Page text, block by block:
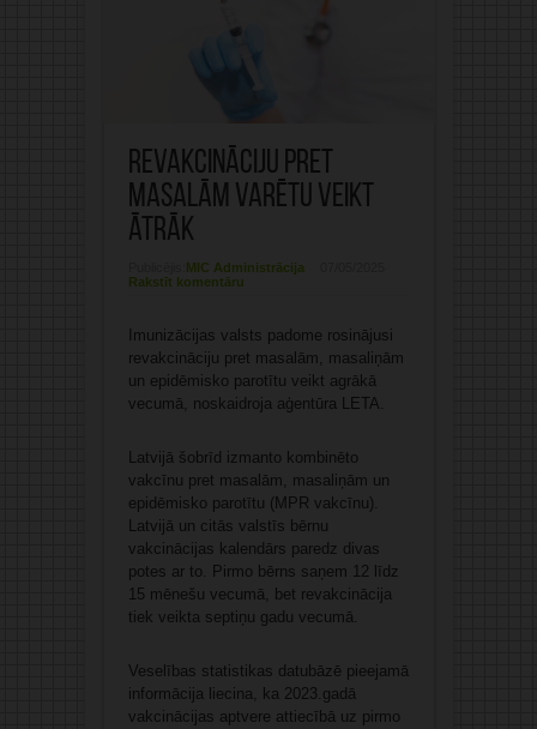
Revakcināciju pret
masalām varētu veikt
ātrāk
MIC Administrācija
Rakstīt komentāru
Imunizācijas valsts padome rosinājusi
revakcināciju pret masalām, masaliņām
un epidēmisko parotītu veikt agrākā
vecumā, noskaidroja aģentūra LETA.
Latvijā šobrīd izmanto kombinēto
vakcīnu pret masalām, masaliņām un
epidēmisko parotītu (MPR vakcīnu).
Latvijā un citās valstīs bērnu
vakcinācijas kalendārs paredz divas
potes ar to. Pirmo bērns saņem 12 līdz
15 mēnešu vecumā, bet revakcinācija
tiek veikta septiņu gadu vecumā.
Veselības statistikas datubāzē pieejamā
informācija liecina, ka 2023.gadā
vakcinācijas aptvere attiecībā uz pirmo